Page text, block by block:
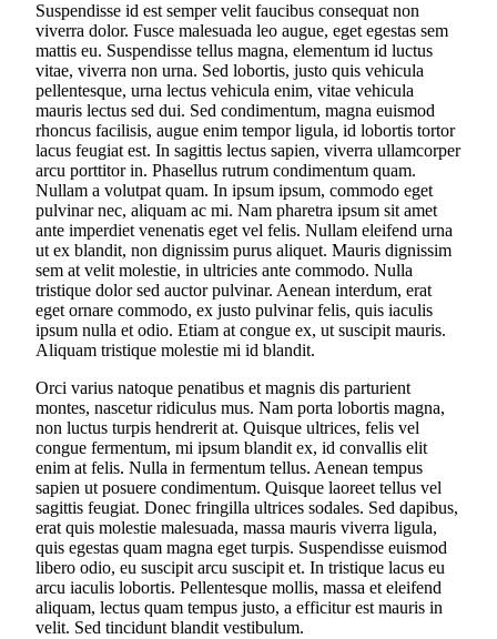
Suspendisse id est semper velit faucibus consequat non
viverra dolor. Fusce malesuada leo augue, eget egestas sem
mattis eu. Suspendisse tellus magna, elementum id luctus
vitae, viverra non urna. Sed lobortis, justo quis vehicula
pellentesque, urna lectus vehicula enim, vitae vehicula
mauris lectus sed dui. Sed condimentum, magna euismod
rhoncus facilisis, augue enim tempor ligula, id lobortis tortor
lacus feugiat est. In sagittis lectus sapien, viverra ullamcorper
arcu porttitor in. Phasellus rutrum condimentum quam.
Nullam a volutpat quam. In ipsum ipsum, commodo eget
pulvinar nec, aliquam ac mi. Nam pharetra ipsum sit amet
ante imperdiet venenatis eget vel felis. Nullam eleifend urna
ut ex blandit, non dignissim purus aliquet. Mauris dignissim
sem at velit molestie, in ultricies ante commodo. Nulla
tristique dolor sed auctor pulvinar. Aenean interdum, erat
eget ornare commodo, ex justo pulvinar felis, quis iaculis
ipsum nulla et odio. Etiam at congue ex, ut suscipit mauris.
Aliquam tristique molestie mi id blandit.
Orci varius natoque penatibus et magnis dis parturient
montes, nascetur ridiculus mus. Nam porta lobortis magna,
non luctus turpis hendrerit at. Quisque ultrices, felis vel
congue fermentum, mi ipsum blandit ex, id convallis elit
enim at felis. Nulla in fermentum tellus. Aenean tempus
sapien ut posuere condimentum. Quisque laoreet tellus vel
sagittis feugiat. Donec fringilla ultrices sodales. Sed dapibus,
erat quis molestie malesuada, massa mauris viverra ligula,
quis egestas quam magna eget turpis. Suspendisse euismod
libero odio, eu suscipit arcu suscipit et. In tristique lacus eu
arcu iaculis lobortis. Pellentesque mollis, massa et eleifend
aliquam, lectus quam tempus justo, a efficitur est mauris in
velit. Sed tincidunt blandit vestibulum.